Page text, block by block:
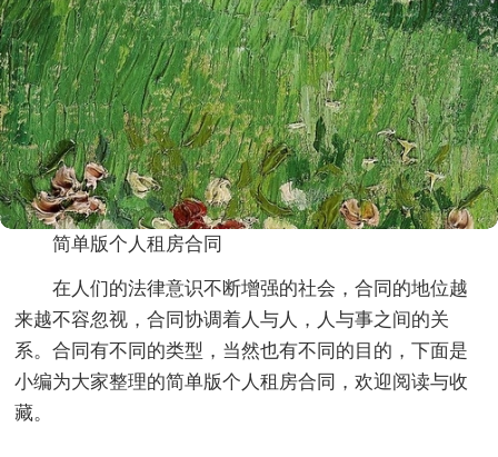
简单版个人租房合同
在人们的法律意识不断增强的社会，合同的地位越
来越不容忽视，合同协调着人与人，人与事之间的关
系。合同有不同的类型，当然也有不同的目的，下面是
小编为大家整理的简单版个人租房合同，欢迎阅读与收
藏。